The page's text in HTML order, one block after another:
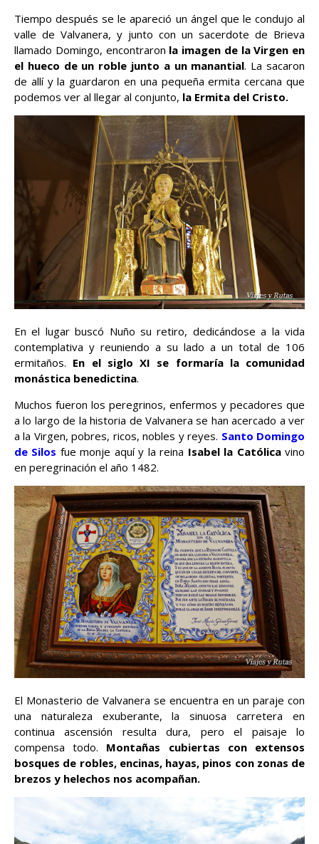
Tiempo después se le apareció un ángel que le condujo al
valle de Valvanera, y junto con un sacerdote de Brieva
llamado Domingo, encontraron la imagen de la Virgen en
el hueco de un roble junto a un manantial. La sacaron
de allí y la guardaron en una pequeña ermita cercana que
podemos ver al llegar al conjunto, la Ermita del Cristo.
En el lugar buscó Nuño su retiro, dedicándose a la vida
contemplativa y reuniendo a su lado a un total de 106
ermitaños. En el siglo XI se formaría la comunidad
monástica benedictina.
Muchos fueron los peregrinos, enfermos y pecadores que
a lo largo de la historia de Valvanera se han acercado a ver
a la Virgen, pobres, ricos, nobles y reyes. Santo Domingo
de Silos fue monje aquí y la reina Isabel la Católicavino
en peregrinación el año 1482.
El Monasterio de Valvanera se encuentra en un paraje con
una naturaleza exuberante, la sinuosa carretera en
continua ascensión resulta dura, pero el paisaje lo
compensa todo. Montañas cubiertas con extensos
bosques de robles, encinas, hayas, pinos con zonas de
brezos y helechos nos acompañan.